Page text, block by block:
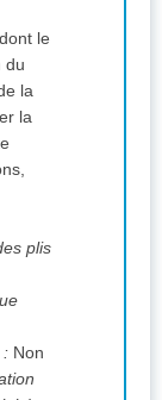
le
la
plis
: Non